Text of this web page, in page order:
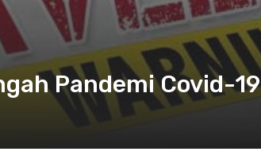
Pandemi Covid-19